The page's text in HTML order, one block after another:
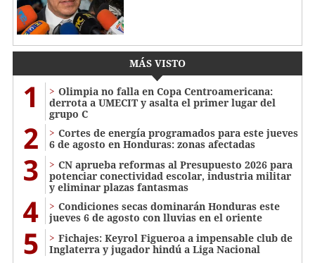
MÁS VISTO
1
Olimpia no falla en Copa Centroamericana:
derrota a UMECIT y asalta el primer lugar del
grupo C
2
Cortes de energía programados para este jueves
6 de agosto en Honduras: zonas afectadas
3
CN aprueba reformas al Presupuesto 2026 para
potenciar conectividad escolar, industria militar
y eliminar plazas fantasmas
4
Condiciones secas dominarán Honduras este
jueves 6 de agosto con lluvias en el oriente
5
Fichajes: Keyrol Figueroa a impensable club de
Inglaterra y jugador hindú a Liga Nacional